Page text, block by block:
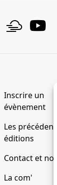
Inscrire un
évènement
Les
éditions
Contact et
La com'